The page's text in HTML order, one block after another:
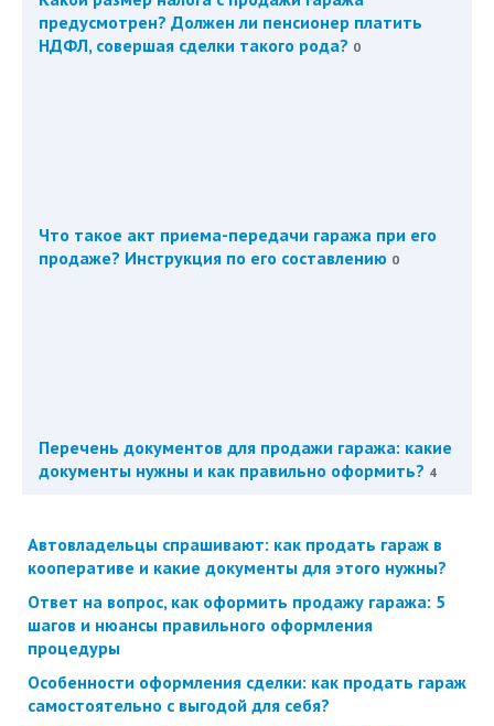
предусмотрен? Должен ли пенсионер платить
НДФЛ, совершая сделки такого рода? 0
Что такое акт приема-передачи гаража при его
продаже? Инструкция по его составлению 0
Перечень документов для продажи гаража: какие
документы нужны и как правильно оформить? 4
Автовладельцы спрашивают: как продать гараж в
кооперативе и какие документы для этого нужны?
Ответ на вопрос, как оформить продажу гаража: 5
шагов и нюансы правильного оформления
процедуры
Особенности оформления сделки: как продать гараж
самостоятельно с выгодой для себя?